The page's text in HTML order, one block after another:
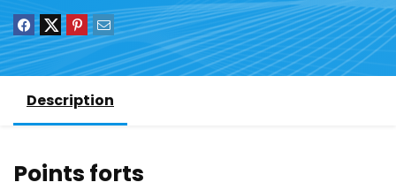
Description
Points forts